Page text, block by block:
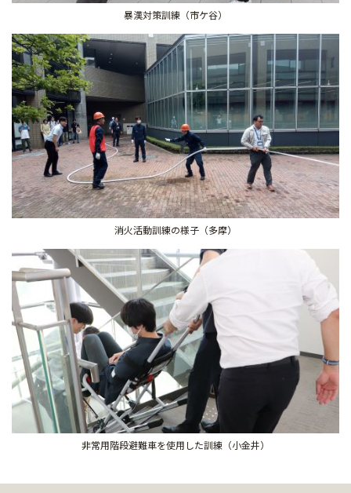
暴漢対策訓練（市ケ谷）
消火活動訓練の様子（多摩）
非常用階段避難車を使用した訓練（小金井）